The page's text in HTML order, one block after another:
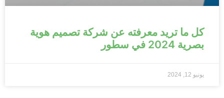
كل ما تريد معرفته عن شركة تصميم هوية
بصرية 2024 في سطور
يونيو 12, 2024